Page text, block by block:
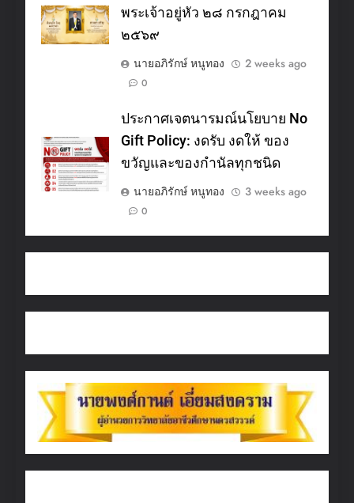
พระเจ้าอยู่หัว ๒๘ กรกฎาคม
๒๕๖๙
นายอภิรักษ์ หนูทอง
2 weeks ago
0
ประกาศเจตนารมณ์นโยบาย No
Gift Policy: งดรับ งดให้ ของ
ขวัญและของกำนัลทุกชนิด
นายอภิรักษ์ หนูทอง
3 weeks ago
0